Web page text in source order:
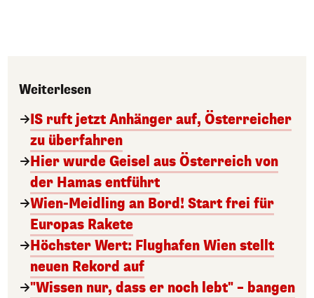
Weiterlesen
IS ruft jetzt Anhänger auf, Österreicher
zu überfahren
Hier wurde Geisel aus Österreich von
der Hamas entführt
Wien-Meidling an Bord! Start frei für
Europas Rakete
Höchster Wert: Flughafen Wien stellt
neuen Rekord auf
"Wissen nur, dass er noch lebt" – bangen